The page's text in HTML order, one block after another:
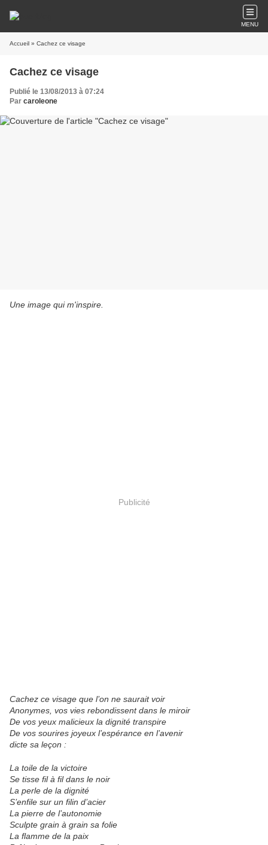
MENU
Accueil » Cachez ce visage
Cachez ce visage
Publié le 13/08/2013 à 07:24
Par caroleone
Une image qui m'inspire.
Publicité
Cachez ce visage que l’on ne saurait voir
Anonymes, vos vies rebondissent dans le miroir
De vos yeux malicieux la dignité transpire
De vos sourires joyeux l’espérance en l’avenir
dicte sa leçon :
La toile de la victoire
Se tisse fil à fil dans le noir
La perle de la dignité
S’enfile sur un filin d’acier
La pierre de l’autonomie
Sculpte grain à grain sa folie
La flamme de la paix